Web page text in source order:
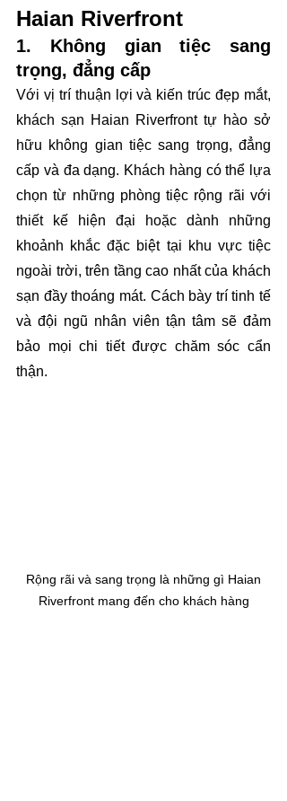
Haian Riverfront
1. Không gian tiệc sang
trọng, đẳng cấp
Với vị trí thuận lợi và kiến trúc đẹp mắt,
khách sạn Haian Riverfront tự hào sở
hữu không gian tiệc sang trọng, đẳng
cấp và đa dạng. Khách hàng có thể lựa
chọn từ những phòng tiệc rộng rãi với
thiết kế hiện đại hoặc dành những
khoảnh khắc đặc biệt tại khu vực tiệc
ngoài trời, trên tầng cao nhất của khách
sạn đầy thoáng mát. Cách bày trí tinh tế
và đội ngũ nhân viên tận tâm sẽ đảm
bảo mọi chi tiết được chăm sóc cẩn
thận.
Riverfront mang đến cho khách hàng